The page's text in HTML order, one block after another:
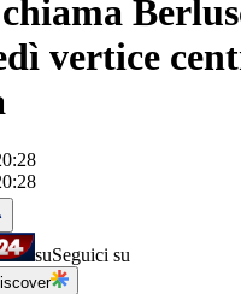
vertice
suSeguici su